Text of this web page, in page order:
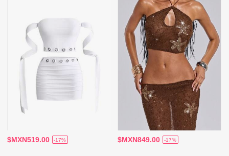
$MXN519.00 -17% $MXN849.00 -17%